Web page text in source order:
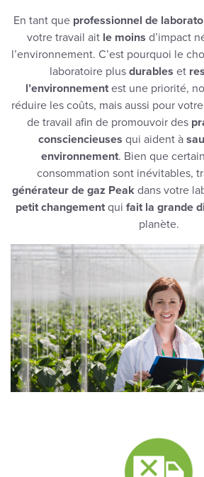
En tant que professionnel de
votre travail ait le moins d’impact
l’environnement. C’est pourquoi le
laboratoire plus durables et
l’environnement est une priorité,
réduire les coûts, mais aussi pour
de travail afin de promouvoir des
consciencieuses qui aident à
environnement. Bien que
consommation sont inévitables,
générateur de gaz Peak dans votre
petit changementqui fait la grande
planète.